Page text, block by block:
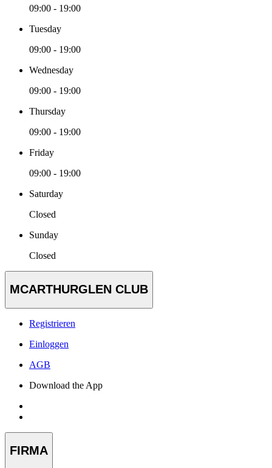
09:00 - 19:00
Tuesday
09:00 - 19:00
Wednesday
09:00 - 19:00
Thursday
09:00 - 19:00
Friday
09:00 - 19:00
Saturday
Closed
Sunday
Closed
MCARTHURGLEN CLUB
Registrieren
Einloggen
AGB
Download the App
FIRMA